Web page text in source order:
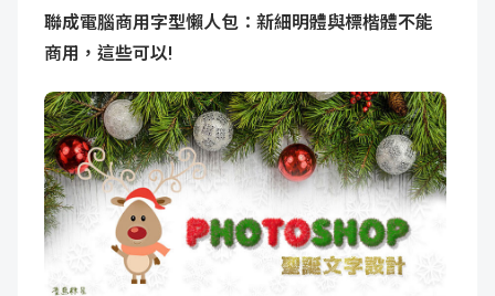
聯成電腦商用字型懶人包：新細明體與標楷體不能
商用，這些可以!